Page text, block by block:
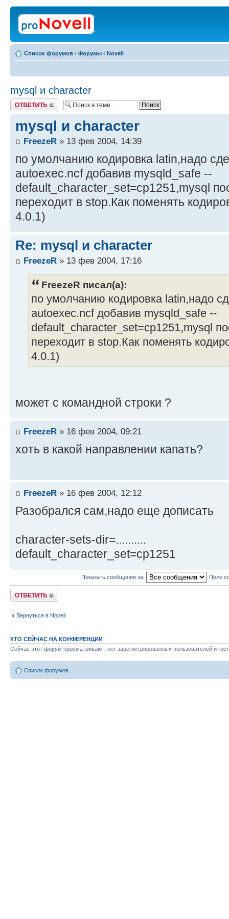
Список форумов ‹ Форумы ‹ Novell
mysql и сharacter
Ответить
mysql и сharacter
FreezeR » 13 фев 2004, 14:39
по умолчанию кодировка latin,надо
autoexec.ncf добавив mysqld_safe --
default_character_set=cp1251,mysql
переходит в stop.Как поменять
4.0.1)
Re: mysql и сharacter
FreezeR » 13 фев 2004, 17:16
FreezeR писал(а):
по умолчанию кодировка latin,надо
autoexec.ncf добавив mysqld_safe --
default_character_set=cp1251,mysql
переходит в stop.Как поменять
4.0.1)
может с командной строки ?
FreezeR » 16 фев 2004, 09:21
хоть в какой направлении капать?
FreezeR » 16 фев 2004, 12:12
Разобрался сам,надо еще дописать
character-sets-dir=..........
default_character_set=cp1251
Показать сообщения за: Поле
Ответить
Вернуться в Novell
КТО СЕЙЧАС НА КОНФЕРЕНЦИИ
Сейчас этот форум просматривают: нет зарегистрированных пользователей и
Список форумов